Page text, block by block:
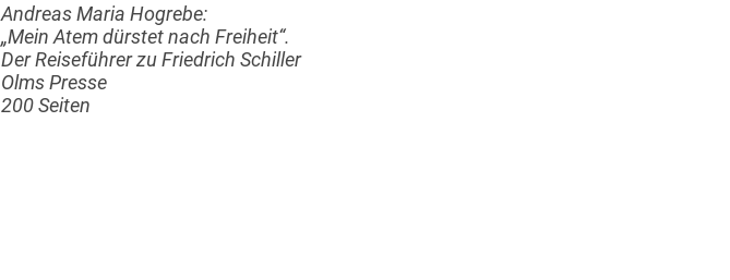
Andreas Maria Hogrebe:
„Mein Atem dürstet nach Freiheit“.
Der Reiseführer zu Friedrich Schiller
Olms Presse
200 Seiten